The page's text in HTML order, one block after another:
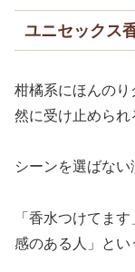
ユニセックス
柑橘系にほんのり
然に受け止められ
シーンを選ばない
「香水つけてま
感のある人」とい